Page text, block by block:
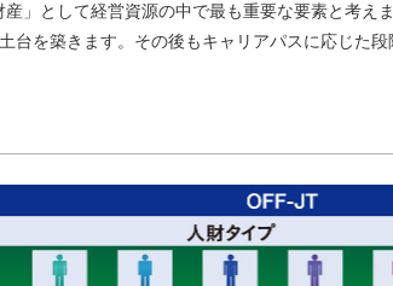
」として経営資源の中で最も重要な要素と考
を築きます。その後もキャリアパスに応じた